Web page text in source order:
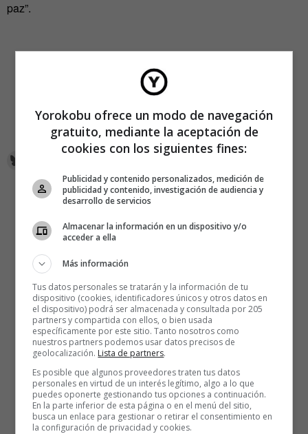
paz”.
Yorokobu ofrece un modo de navegación
gratuito, mediante la aceptación de
cookies con los siguientes fines:
Publicidad y contenido personalizados, medición de
publicidad y contenido, investigación de audiencia y
desarrollo de servicios
Almacenar la información en un dispositivo y/o
acceder a ella
Más información
Tus datos personales se tratarán y la información de tu
dispositivo (cookies, identificadores únicos y otros datos en
el dispositivo) podrá ser almacenada y consultada por 205
partners y compartida con ellos, o bien usada
específicamente por este sitio. Tanto nosotros como
nuestros partners podemos usar datos precisos de
geolocalización. Lista de partners.
Es posible que algunos proveedores traten tus datos
personales en virtud de un interés legítimo, algo a lo que
puedes oponerte gestionando tus opciones a continuación.
En la parte inferior de esta página o en el menú del sitio,
busca un enlace para gestionar o retirar el consentimiento en
la configuración de privacidad y cookies.